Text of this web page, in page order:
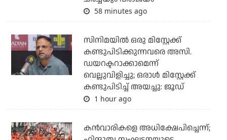
58 minutes ago
സിനിമയില്‍ ഒരു മിസ്റ്റേക്ക്
കണ്ടുപിടിക്കുന്നവരെ അസി.
ഡയറക്ടറാക്കാമെന്ന്
വെല്ലുവിളിച്ചു; ഒരാള്‍ മിസ്റ്റേക്ക്
കണ്ടുപിടിച്ച് അയച്ചു: ജൂഡ്
1 hour ago
കന്‍വാരികളെ അധിക്ഷേപിച്ചെന്ന്;